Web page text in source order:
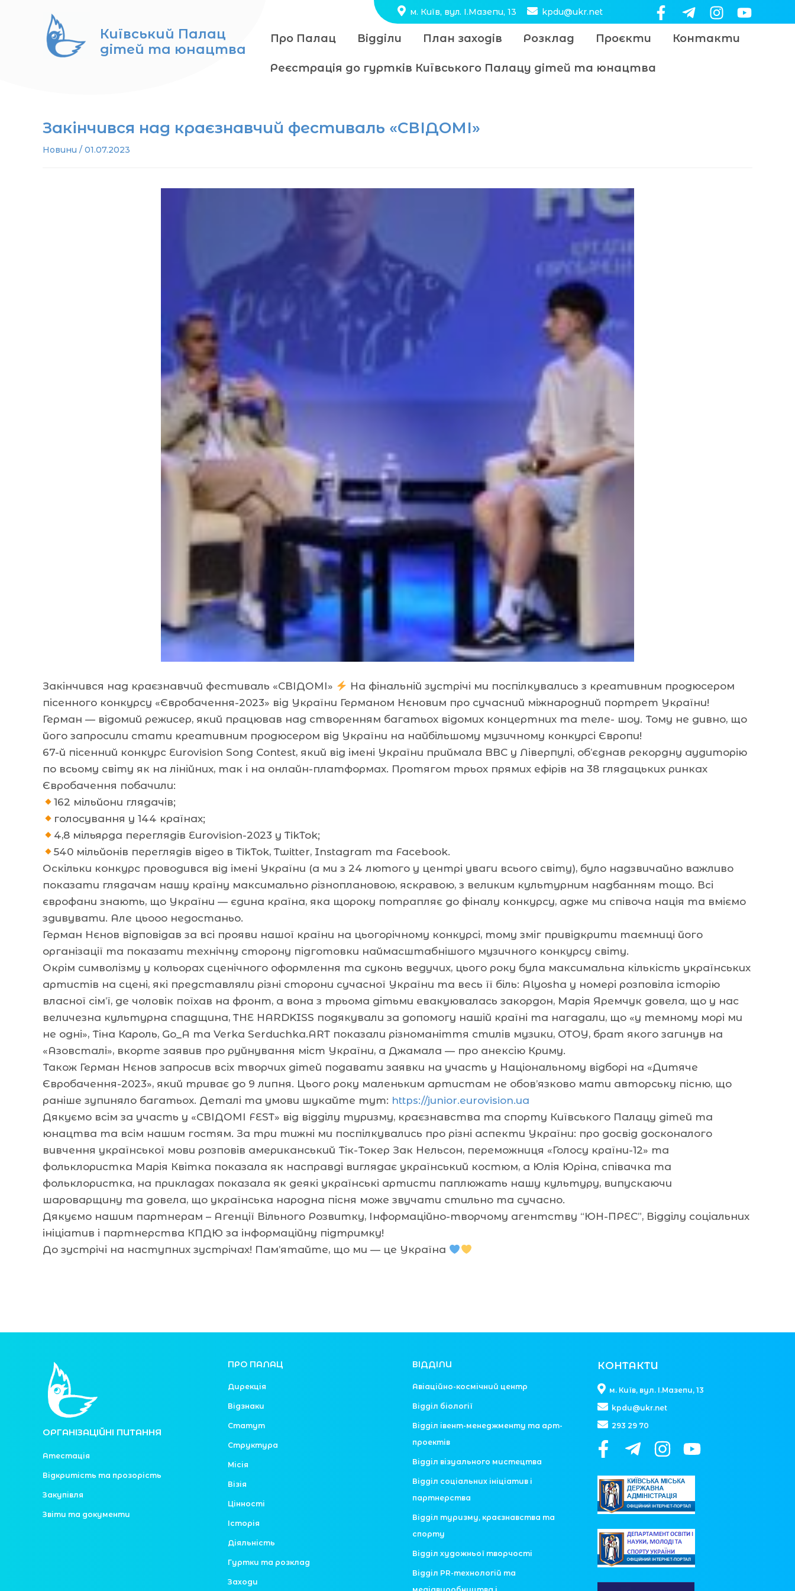
м. Київ, вул. І.Мазепи, 13 kpdu@ukr.net
Київський Палац
дітей та юнацтва
Про Палац Відділи План заходів Розклад Проєкти Контакти
Реєстрація до гуртків Київського Палацу дітей та юнацтва
Закінчився над краєзнавчий фестиваль «СВІДОМІ»
Новини / 01.07.2023
Закінчився над краєзнавчий фестиваль «СВІДОМІ»
На фінальній зустрічі ми поспілкувались з креативним продюсером
пісенного конкурсу «Євробачення-2023» від України Германом Нєновим про сучасний міжнародний портрет України!
Герман — відомий режисер, який працював над створенням багатьох відомих концертних та теле- шоу. Тому не дивно, що
його запросили стати креативним продюсером від України на найбільшому музичному конкурсі Європи!
67-й пісенний конкурс Eurovision Song Contest, який від імені України приймала BBC у Ліверпулі, об’єднав рекордну аудиторію
по всьому світу як на лінійних, так і на онлайн-платформах. Протягом трьох прямих ефірів на 38 глядацьких ринках
Євробачення побачили:
162 мільйони глядачів;
голосування у 144 країнах;
4,8 мільярда переглядів Eurovision-2023 у TikTok;
540 мільйонів переглядів відео в TikTok, Twitter, Instagram та Facebook.
Оскільки конкурс проводився від імені України (а ми з 24 лютого у центрі уваги всього світу), було надзвичайно важливо
показати глядачам нашу країну максимально різноплановою, яскравою, з великим культурним надбанням тощо. Всі
єврофани знають, що України — єдина країна, яка щороку потрапляє до фіналу конкурсу, адже ми співоча нація та вміємо
здивувати. Але цьооо недостаньо.
Герман Нєнов відповідав за всі прояви нашої країни на цьогорічному конкурсі, тому зміг привідкрити таємниці його
організації та показати технічну сторону підготовки наймасштабнішого музичного конкурсу світу.
Окрім символізму у кольорах сценічного оформлення та суконь ведучих, цього року була максимальна кількість українських
артистів на сцені, які представляли різні сторони сучасної України та весь її біль: Alyosha у номері розповіла історію
власної сім’ї, де чоловік поїхав на фронт, а вона з трьома дітьми евакуювалась закордон, Марія Яремчук довела, що у нас
величезна культурна спадщина, THE HARDKISS подякували за допомогу нашій країні та нагадали, що «у темному морі ми
не одні», Тіна Кароль, Go_A та Verka Serduchka.ART показали різноманіття стилів музики, OTOY, брат якого загинув на
«Азовсталі», вкорте заявив про руйнування міст України, а Джамала — про анексію Криму.
Також Герман Нєнов запросив всіх творчих дітей подавати заявки на участь у Національному відборі на «Дитяче
Євробачення-2023», який триває до 9 липня. Цього року маленьким артистам не обов’язково мати авторську пісню, що
раніше зупиняло багатьох. Деталі та умови шукайте тут: https://junior.eurovision.ua
Дякуємо всім за участь у «СВІДОМІ FEST» від відділу туризму, краєзнавства та спорту Київського Палацу дітей та
юнацтва та всім нашим гостям. За три тижні ми поспілкувались про різні аспекти України: про досвід досконалого
вивчення української мови розповів американський Тік-Токер Зак Нельсон, переможниця «Голосу країни-12» та
фольклористка Марія Квітка показала як насправді виглядає український костюм, а Юлія Юріна, співачка та
фольклористка, на прикладах показала як деякі українські артисти паплюжать нашу культуру, випускаючи
шароварщину та довела, що українська народна пісня може звучати стильно та сучасно.
Дякуємо нашим партнерам – Агенції Вільного Розвитку, Інформаційно-творчому агентству “ЮН-ПРЕС”, Відділу соціальних
ініціатив і партнерства КПДЮ за інформаційну підтримку!
До зустрічі на наступних зустрічах! Пам’ятайте, що ми — це Україна
ОРГАНІЗАЦІЙНІ ПИТАННЯ
Атестація
Відкритість та прозорість
Закупівля
Звіти та документи
ПРО ПАЛАЦ
Дирекція
Відзнаки
Статут
Структура
Місія
Візія
Цінності
Історія
Діяльність
Гуртки та розклад
Заходи
ВІДДІЛИ
Авіаційно-космічний центр
Відділ біології
Відділ івент-менеджменту та арт-
проектів
Відділ візуального мистецтва
Відділ соціальних ініціатив і
партнерства
Відділ туризму, краєзнавства та
спорту
Відділ художньої творчості
Відділ PR-технологій та
КОНТАКТИ
м. Київ, вул. І.Мазепи, 13
kpdu@ukr.net
293 29 70